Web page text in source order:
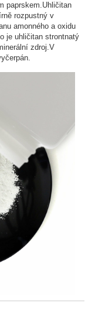
paprskem.Uhličitan
rozpustný v
amonného a oxidu
je uhličitan strontnatý
zdroj.V